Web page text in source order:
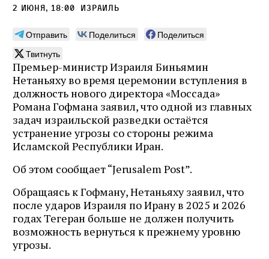
2 июня, 18:00 Израиль
Отправить Поделиться
Поделиться
Твитнуть
Премьер-министр Израиля Биньямин
Нетаньяху во время церемонии вступления в
должность нового директора «Моссада»
Романа Гофмана заявил, что одной из главных
задач израильской разведки остаётся
устранение угрозы со стороны режима
Исламской Республики Иран.
Об этом сообщает “Jerusalem Post”.
Обращаясь к Гофману, Нетаньяху заявил, что
после ударов Израиля по Ирану в 2025 и 2026
годах Тегеран больше не должен получить
возможность вернуться к прежнему уровню
угрозы.